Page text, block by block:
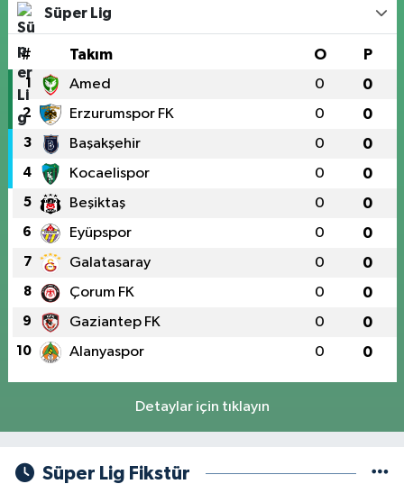
Süper Lig
# Takım O P
1 Amed 0 0
2 Erzurumspor FK 0 0
3 Başakşehir 0 0
4 Kocaelispor 0 0
5 Beşiktaş 0 0
6 Eyüpspor 0 0
7 Galatasaray 0 0
8 Çorum FK 0 0
9 Gaziantep FK 0 0
10 Alanyaspor 0 0
Detaylar için tıklayın
Süper Lig Fikstür